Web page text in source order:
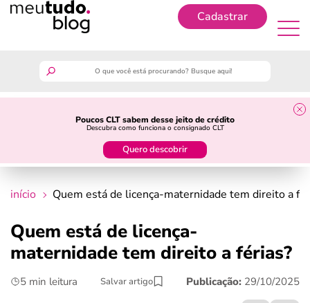
Cadastrar
Poucos CLT sabem desse jeito de crédito
Descubra como funciona o consignado CLT
Quero descobrir
guia do trabalhador
crédito fácil
últimas notícias
início Quem está de licença-maternidade tem direito a
Quem está de licença-
maternidade tem direito a férias?
5 min leitura Salvar artigo Publicação: 29/10/2025